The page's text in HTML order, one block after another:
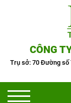
CÔNG
Trụ sở: 70 Đường số